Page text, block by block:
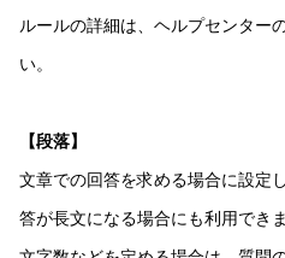
ルールの詳細は、ヘルプセンター
い。
【段落】
文章での回答を求める場合に設定
答が長文になる場合にも利用でき